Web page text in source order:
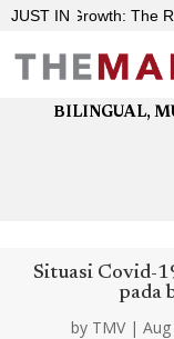
JUST IN
to Growth: The RTS
BILINGUAL,
Situasi Covid-
pada
by TMV| Aug